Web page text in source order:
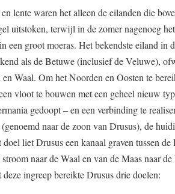
lente waren het alleen de eilanden die
uitstoken, terwijl in de zomer nagenoeg
een groot moeras. Het bekendste eiland in
als de Betuwe (inclusief de Veluwe),
Waal. Om het Noorden en Oosten te
vloot te bouwen met een geheel nieuw
gedoopt – en een verbinding te
naar de zoon van Drusus), de
liet Drusus een kanaal graven tussen
naar de Waal en van de Maas naar de
ingreep bereikte Drusus drie doelen: